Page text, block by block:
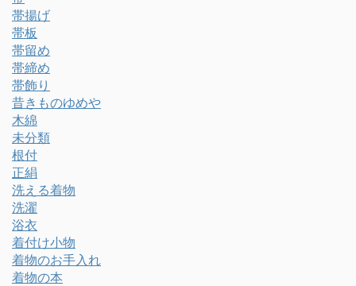
帯揚げ
帯板
帯留め
帯締め
帯飾り
昔きものゆめや
木綿
未分類
根付
正絹
洗える着物
洗濯
浴衣
着付け小物
着物のお手入れ
着物の本